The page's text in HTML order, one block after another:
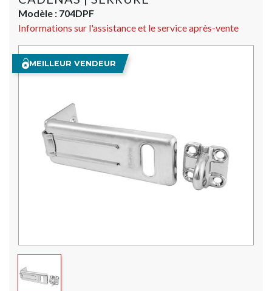
Modèle : 704DPF
Informations sur l'assistance et le service après-vente
MEILLEUR VENDEUR